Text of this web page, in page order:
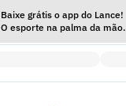
Baixe grátis o app do Lance!
O esporte na palma da mão.